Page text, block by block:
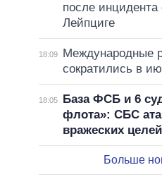
после
Лейпциге
18:09
Международные
сократились в
18:05
База ФСБ и 6
флота»: СБС
вражеских
Больше